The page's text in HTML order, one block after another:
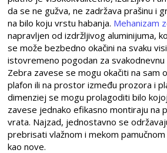
da se ne gužva, ne zadržava prašinu i
na bilo koju vrstu habanja. Mehanizam
napravljen od izdržljivog aluminijuma,
se može bezbedno okačini na svaku
istovremeno pogodan za
Zebra zavese se mogu okačiti na sam
plafon ili na prostor između prozora i
dimenziej se mogu prolagoditi bilo
zavese jednako efikasno montiraju na
vrata. Najzad, jednostavno se
prebrisati vlažnom i mekom
kao nove.